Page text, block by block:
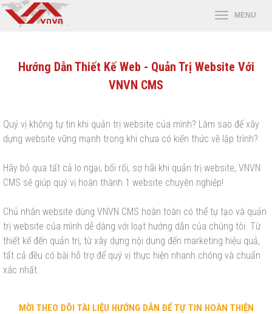
Hướng Dẫn Thiết Kế Web - Quản Trị Website Với
VNVN CMS
Quý vị không tự tin khi quản trị website của mình? Làm sao để xây
dựng website vững mạnh trong khi chưa có kiến thức về lập trình?
Hãy bỏ qua tất cả lo ngại, bối rối, sợ hãi khi quản trị website, VNVN
CMS sẽ giúp quý vị hoàn thành 1 website chuyên nghiệp!
Chủ nhân website dùng VNVN CMS hoàn toàn có thể tự tạo và quản
trị website của mình dễ dàng với loạt hướng dẫn của chúng tôi. Từ
thiết kế đến quản trị, từ xây dựng nội dung đến marketing hiệu quả,
tất cả đều có bài hỗ trợ để quý vị thực hiện nhanh chóng và chuẩn
xác nhất.
MỜI THEO DÕI TÀI LIỆU HƯỚNG DẪN ĐỂ TỰ TIN HOÀN THIỆN